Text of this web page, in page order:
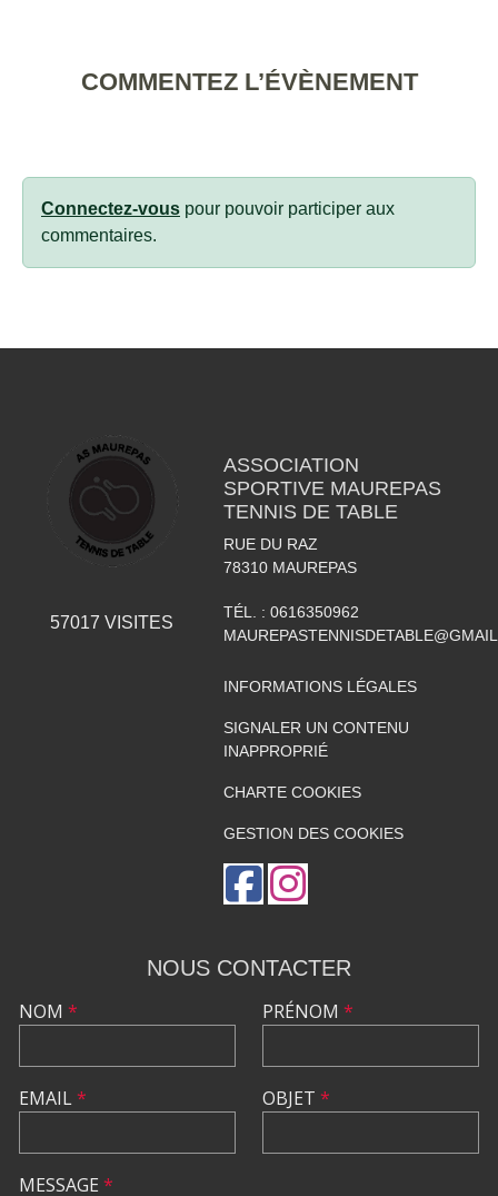
COMMENTEZ L’ÉVÈNEMENT
Connectez-vous pour pouvoir participer aux
commentaires.
57017 VISITES
ASSOCIATION
SPORTIVE MAUREPAS
TENNIS DE TABLE
RUE DU RAZ
78310 MAUREPAS
TÉL. : 0616350962
INFORMATIONS LÉGALES
SIGNALER UN CONTENU
INAPPROPRIÉ
CHARTE COOKIES
GESTION DES COOKIES
NOUS CONTACTER
NOM *
EMAIL*
PRÉNOM *
OBJET *
MESSAGE *